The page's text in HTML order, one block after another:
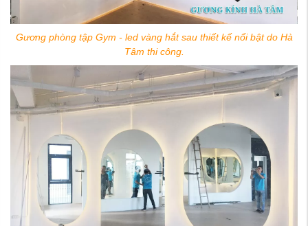
Gương phòng tập Gym - led vàng hắt sau thiết kế nổi bật do Hà
Tâm thi công.